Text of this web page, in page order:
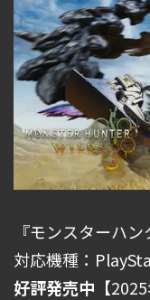
『モンスターハン
対応機種：
好評発売中 【